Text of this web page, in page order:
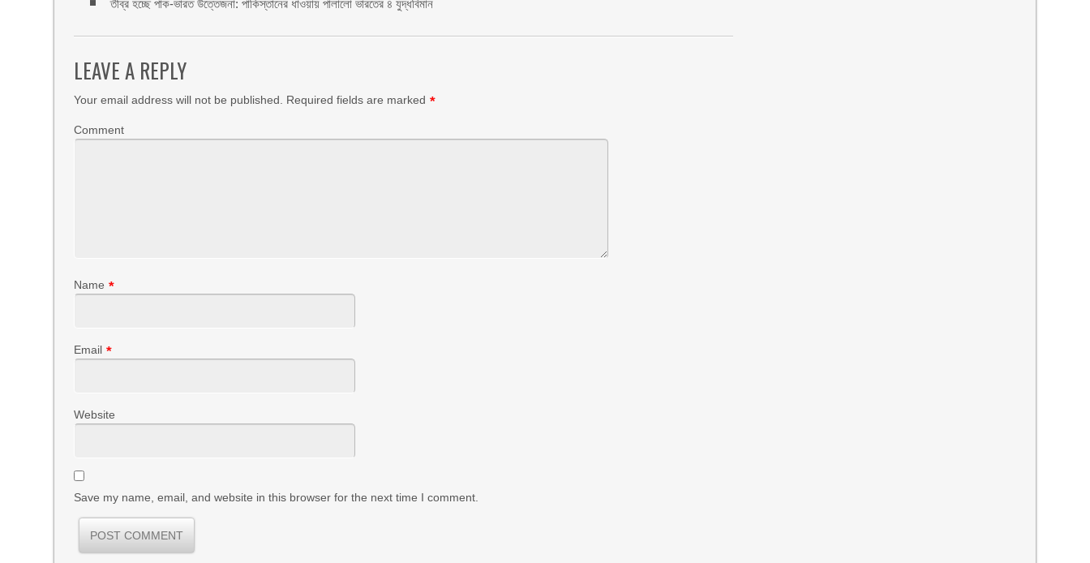
তীব্র হচ্ছে পাক-ভারত উত্তেজনা: পাকিস্তানের ধাওয়ায় পালালো ভারতের ৪ যুদ্ধবিমান
LEAVE A REPLY
Your email address will not be published. Required fields are marked *
Comment
Name *
Email *
Website
Save my name, email, and website in this browser for the next time I comment.